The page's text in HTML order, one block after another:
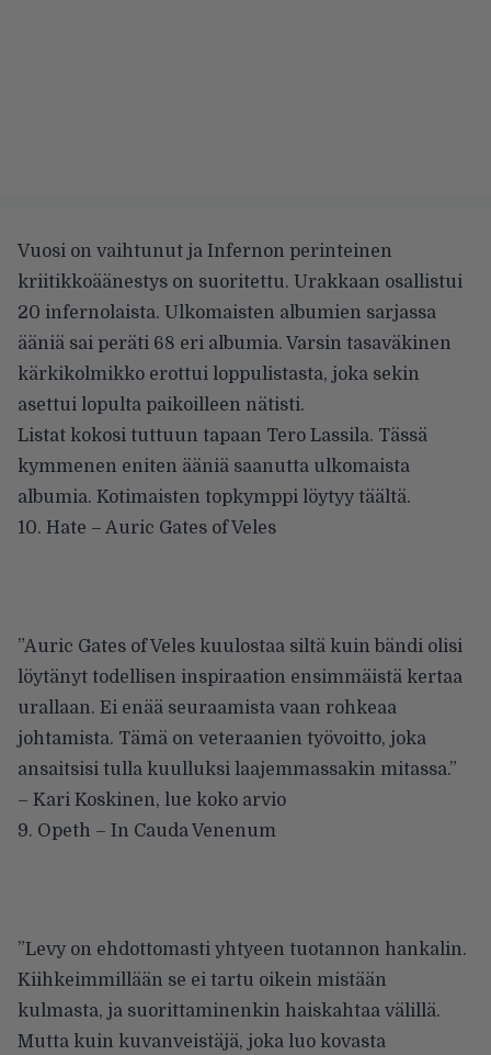
Vuosi on vaihtunut ja Infernon perinteinen
kriitikkoäänestys on suoritettu. Urakkaan osallistui
20 infernolaista. Ulkomaisten albumien sarjassa
ääniä sai peräti 68 eri albumia. Varsin tasaväkinen
kärkikolmikko erottui loppulistasta, joka sekin
asettui lopulta paikoilleen nätisti.
Listat kokosi tuttuun tapaan Tero Lassila. Tässä
kymmenen eniten ääniä saanutta ulkomaista
albumia. Kotimaisten topkymppi löytyy täältä.
10. Hate – Auric Gates of Veles
”Auric Gates of Veles kuulostaa siltä kuin bändi olisi
löytänyt todellisen inspiraation ensimmäistä kertaa
urallaan. Ei enää seuraamista vaan rohkeaa
johtamista. Tämä on veteraanien työvoitto, joka
ansaitsisi tulla kuulluksi laajemmassakin mitassa.”
– Kari Koskinen, lue koko arvio
9. Opeth – In Cauda Venenum
”Levy on ehdottomasti yhtyeen tuotannon hankalin.
Kiihkeimmillään se ei tartu oikein mistään
kulmasta, ja suorittaminenkin haiskahtaa välillä.
Mutta kuin kuvanveistäjä, joka luo kovasta